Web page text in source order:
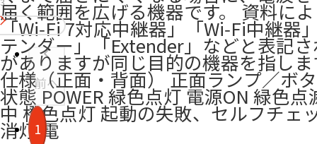
届く範囲を広げる機器です。 資料に
「Wi‑Fi 7対応中継器」「Wi‑Fi中継器
テンダー」「Extender」などと表記
がありますが同じ目的の機器を指しま
仕様（正面・背面） 正面ランプ／ボ
状態 POWER 緑色点灯 電源ON 緑色点
中 橙色点灯 起動の失敗、セルフチェ
消灯 電
前へ
1